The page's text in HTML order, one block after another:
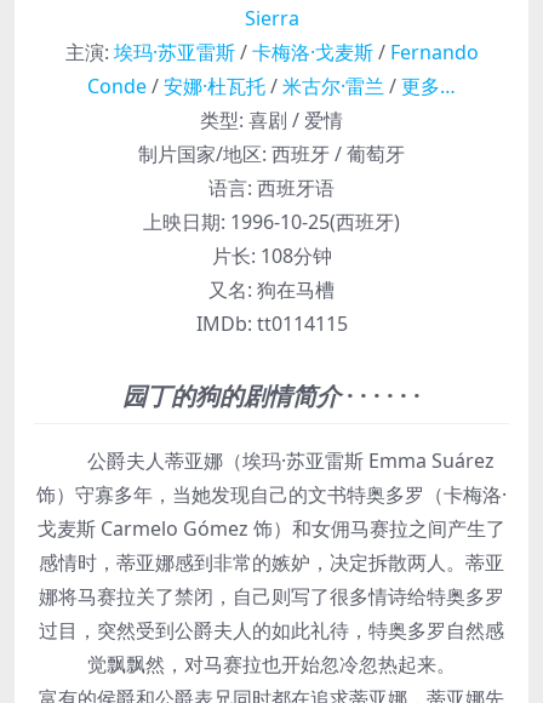
Sierra
主演: 埃玛·苏亚雷斯/卡梅洛·戈麦斯/ Fernando
Conde/安娜·杜瓦托/米古尔·雷兰 /更多…
类型: 喜剧 / 爱情
制片国家/地区: 西班牙 / 葡萄牙
语言: 西班牙语
上映日期: 1996-10-25(西班牙)
片长: 108分钟
又名: 狗在马槽
IMDb: tt0114115
园丁的狗的剧情简介· · · · · ·
公爵夫人蒂亚娜（埃玛·苏亚雷斯 Emma Suárez
饰）守寡多年，当她发现自己的文书特奥多罗（卡梅洛·
戈麦斯 Carmelo Gómez 饰）和女佣马赛拉之间产生了
感情时，蒂亚娜感到非常的嫉妒，决定拆散两人。蒂亚
娜将马赛拉关了禁闭，自己则写了很多情诗给特奥多罗
过目，突然受到公爵夫人的如此礼待，特奥多罗自然感
觉飘飘然，对马赛拉也开始忽冷忽热起来。